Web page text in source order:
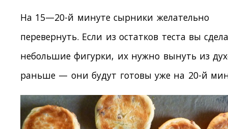
На 15—20-й минуте сырники желательно
перевернуть. Если из остатков теста вы
небольшие фигурки, их нужно вынуть из
раньше — они будут готовы уже на 20-й